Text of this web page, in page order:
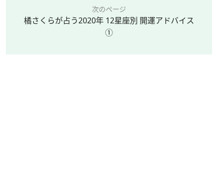
次のページ
橘さくらが占う2020年 12星座別 開運アドバイス
①